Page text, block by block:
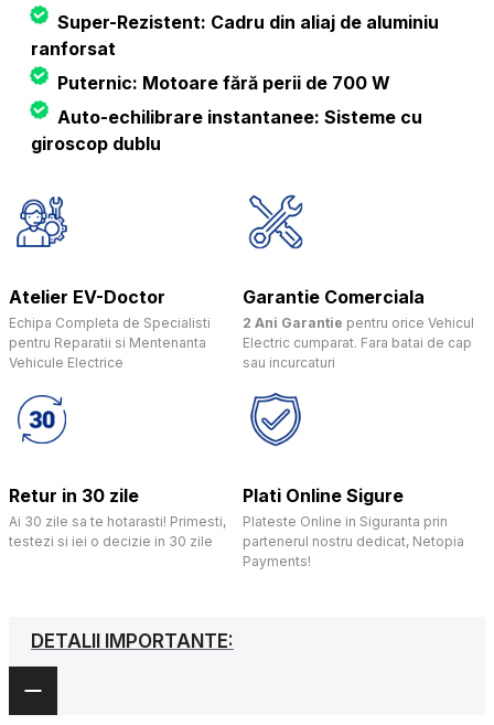
Super-Rezistent: Cadru din aliaj de aluminiu
ranforsat
Puternic: Motoare fără perii de 700 W
Auto-echilibrare instantanee: Sisteme cu
giroscop dublu
Atelier EV-Doctor
Echipa Completa de Specialisti
pentru Reparatii si Mentenanta
Vehicule Electrice
Garantie Comerciala
2 Ani Garantie pentru orice Vehicul
Electric cumparat. Fara batai de cap
sau incurcaturi
Retur in 30 zile
Ai 30 zile sa te hotarasti! Primesti,
testezi si iei o decizie in 30 zile
Plati Online Sigure
Plateste Online in Siguranta prin
partenerul nostru dedicat, Netopia
Payments!
DETALII IMPORTANTE: